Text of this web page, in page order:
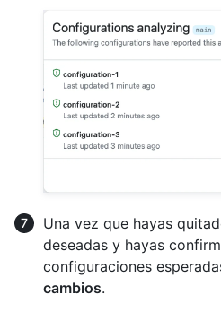
Una vez que hayas
deseadas y hayas
configuraciones
cambios.